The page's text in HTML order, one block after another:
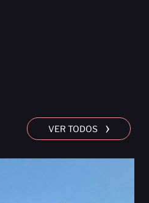
VER TODOS ›